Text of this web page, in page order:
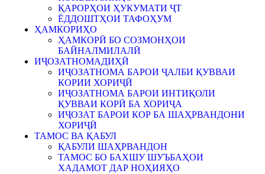
ҚАРОРҲОИ ҲУКУМАТИ ҶТ
ЁДДОШТҲОИ ТАФОҲУМ
ҲАМКОРИҲО
ҲАМКОРӢ БО СОЗМОНҲОИ
БАЙНАЛМИЛАЛӢ
ИҶОЗАТНОМАДИҲӢ
ИҶОЗАТНОМА БАРОИ ҶАЛБИ ҚУВВАИ
КОРИИ ХОРИҶӢ
ИҶОЗАТНОМА БАРОИ ИНТИҚОЛИ
ҚУВВАИ КОРӢ БА ХОРИҶА
ИҶОЗАТ БАРОИ КОР БА ШАҲРВАНДОНИ
ХОРИҶӢ
ТАМОС ВА ҚАБУЛ
ҚАБУЛИ ШАҲРВАНДОН
ТАМОС БО БАХШУ ШУЪБАҲОИ
ХАДАМОТ ДАР НОҲИЯҲО